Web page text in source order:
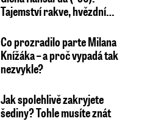
Tajemství rakve, hvězdní…
Co prozradilo parte Milana
Knížáka – a proč vypadá tak
nezvykle?
Jak spolehlivě zakryjete
šediny? Tohle musíte znát